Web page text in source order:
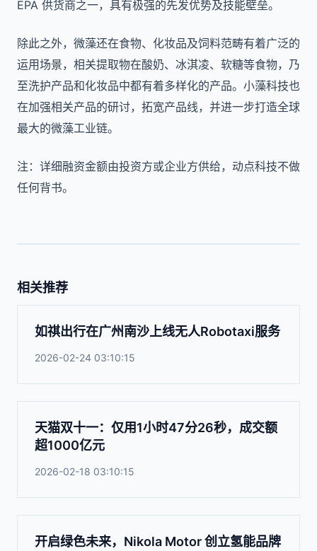
EPA 供货商之一，具有极强的先发优势及技能壁垒。
除此之外，微藻还在食物、化妆品及饲料范畴有着广泛的
运用场景，相关提取物在酸奶、冰淇凌、软糖等食物，乃
至洗护产品和化妆品中都有着多样化的产品。小藻科技也
在加强相关产品的研讨，拓宽产品线，并进一步打造全球
最大的微藻工业链。
注：详细融资金额由投资方或企业方供给，动点科技不做
任何背书。
相关推荐
如祺出行在广州南沙上线无人Robotaxi服务
2026-02-24 03:10:15
天猫双十一：仅用1小时47分26秒，成交额
超1000亿元
2026-02-18 03:10:15
开启绿色未来，Nikola Motor 创立氢能品牌